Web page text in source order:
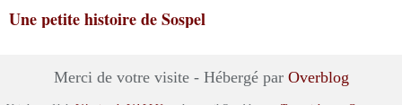
Une petite histoire de Sospel
Merci de votre visite - Hébergé par Overblog